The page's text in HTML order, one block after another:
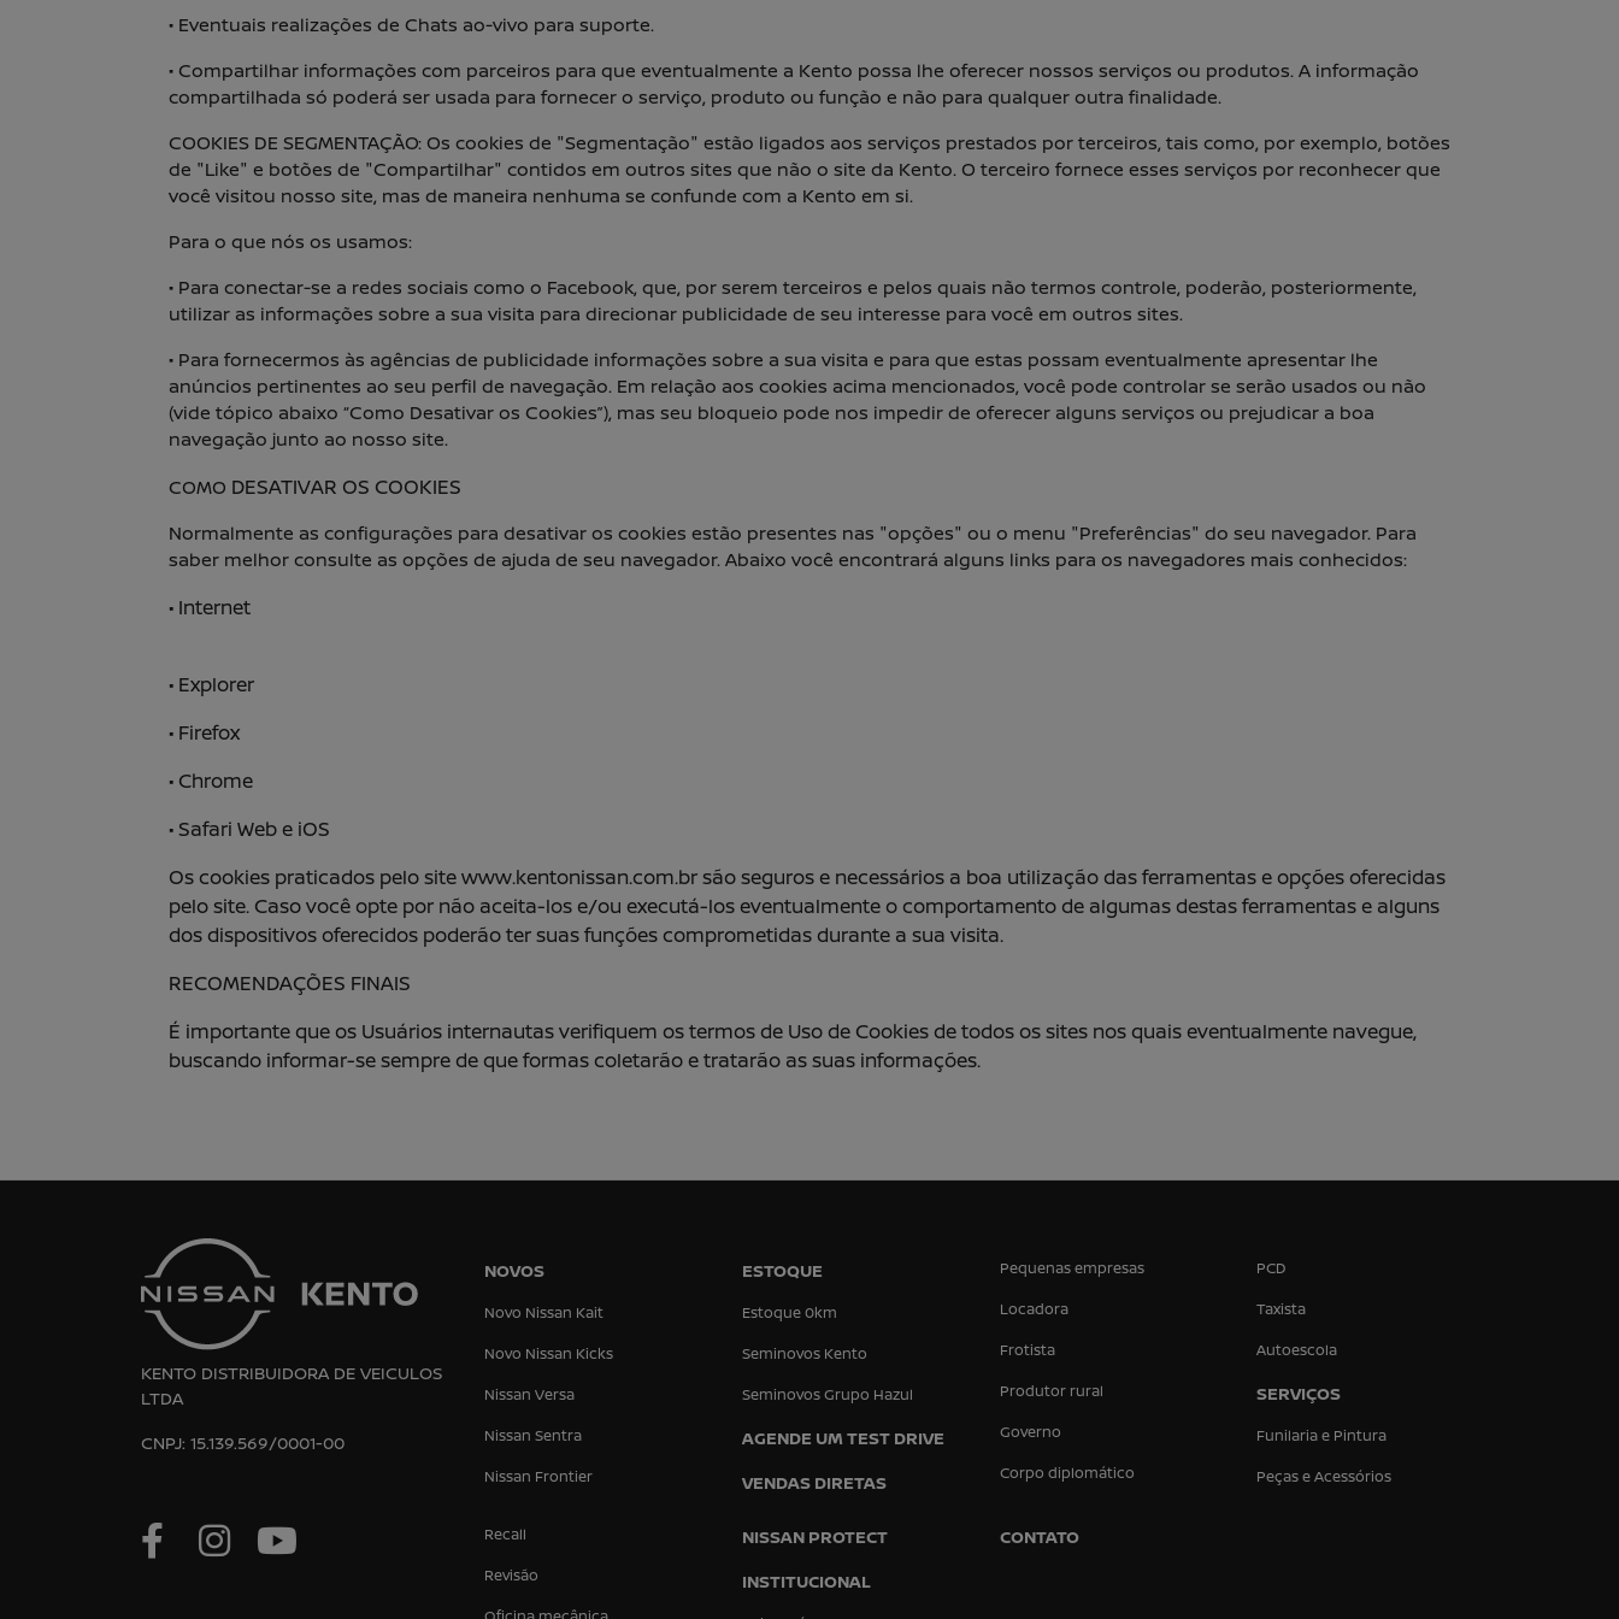
• Eventuais realizações de Chats ao-vivo para suporte.
• Compartilhar informações com parceiros para que eventualmente a Kento possa lhe oferecer nossos serviços ou produtos. A informação
compartilhada só poderá ser usada para fornecer o serviço, produto ou função e não para qualquer outra finalidade.
COOKIES DE SEGMENTAÇÃO: Os cookies de "Segmentação" estão ligados aos serviços prestados por terceiros, tais como, por exemplo, botões
de "Like" e botões de "Compartilhar" contidos em outros sites que não o site da Kento. O terceiro fornece esses serviços por reconhecer que
você visitou nosso site, mas de maneira nenhuma se confunde com a Kento em si.
Para o que nós os usamos:
• Para conectar-se a redes sociais como o Facebook, que, por serem terceiros e pelos quais não termos controle, poderão, posteriormente,
utilizar as informações sobre a sua visita para direcionar publicidade de seu interesse para você em outros sites.
• Para fornecermos às agências de publicidade informações sobre a sua visita e para que estas possam eventualmente apresentar lhe
anúncios pertinentes ao seu perfil de navegação. Em relação aos cookies acima mencionados, você pode controlar se serão usados ou não
(vide tópico abaixo “Como Desativar os Cookies”), mas seu bloqueio pode nos impedir de oferecer alguns serviços ou prejudicar a boa
navegação junto ao nosso site.
COMO DESATIVAR OS COOKIES
Normalmente as configurações para desativar os cookies estão presentes nas "opções" ou o menu "Preferências" do seu navegador. Para
saber melhor consulte as opções de ajuda de seu navegador. Abaixo você encontrará alguns links para os navegadores mais conhecidos:
• Internet
• Explorer
• Firefox
• Chrome
• Safari Web e iOS
Os cookies praticados pelo site www.kentonissan.com.br são seguros e necessários a boa utilização das ferramentas e opções oferecidas
pelo site. Caso você opte por não aceita-los e/ou executá-los eventualmente o comportamento de algumas destas ferramentas e alguns
dos dispositivos oferecidos poderão ter suas funções comprometidas durante a sua visita.
RECOMENDAÇÕES FINAIS
É importante que os Usuários internautas verifiquem os termos de Uso de Cookies de todos os sites nos quais eventualmente navegue,
buscando informar-se sempre de que formas coletarão e tratarão as suas informações.
KENTO DISTRIBUIDORA DE VEICULOS
LTDA
CNPJ: 15.139.569/0001-00
NOVOS
Novo Nissan Kait
Novo Nissan Kicks
Nissan Versa
Nissan Sentra
Nissan Frontier
ESTOQUE
Estoque 0km
Seminovos Kento
Seminovos Grupo Hazul
AGENDE UM TEST DRIVE
VENDAS DIRETAS
Pequenas empresas
Locadora
Frotista
Produtor rural
Governo
Corpo diplomático
PCD
Taxista
Autoescola
SERVIÇOS
Funilaria e Pintura
Peças e Acessórios
Recall
Revisão
NISSAN PROTECT
INSTITUCIONAL
CONTATO